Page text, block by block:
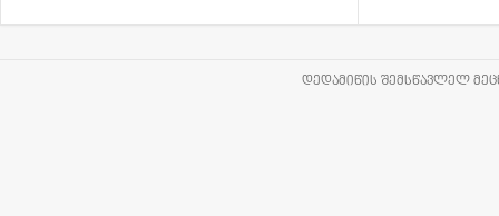
ᲓᲔᲓᲐᲛᲘᲬᲘᲡ ᲨᲔᲛᲡᲬᲐᲕᲚᲔᲚ